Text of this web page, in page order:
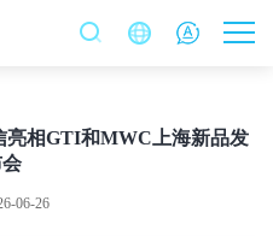
亮相GTI和MWC上海新品发
06-26